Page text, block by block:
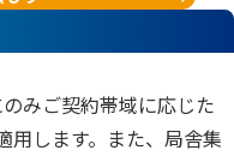
みご契約帯域に応じた
用します。また、局舎集